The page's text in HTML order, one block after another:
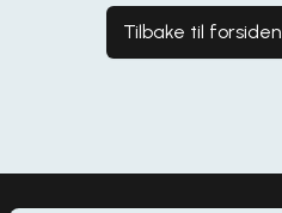
Tilbake til forsiden